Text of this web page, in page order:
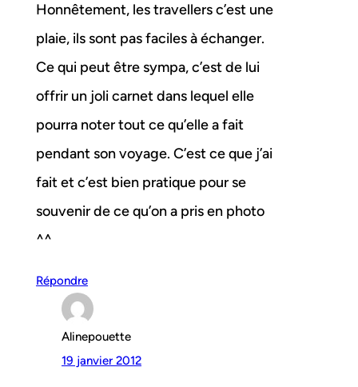
Honnêtement, les travellers c’est une
plaie, ils sont pas faciles à échanger.
Ce qui peut être sympa, c’est de lui
offrir un joli carnet dans lequel elle
pourra noter tout ce qu’elle a fait
pendant son voyage. C’est ce que j’ai
fait et c’est bien pratique pour se
souvenir de ce qu’on a pris en photo
^^
Répondre
Alinepouette
19 janvier 2012